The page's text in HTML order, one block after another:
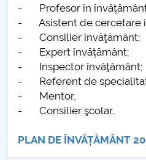
- Profesor în
- Asistent de cercetare
- Consilier învăţământ;
- Expert învăţământ;
- Inspector învăţământ;
- Referent de
- Mentor,
- Consilier şcolar.
PLAN DE ÎNVĂȚĂMÂNT